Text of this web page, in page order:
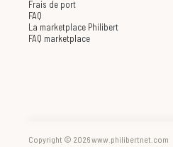
Frais de port
FAQ
La marketplace Philibert
FAQ marketplace
Copyright © 2026 www.philibertnet.com